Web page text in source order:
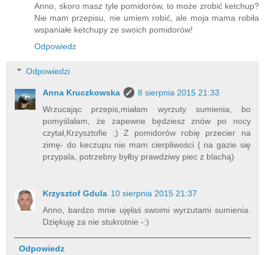
Anno, skoro masz tyle pomidorów, to może zrobić ketchup?
Nie mam przepisu, nie umiem robić, ale moja mama robiła
wspaniałe ketchupy ze swoich pomidorów!
Odpowiedz
Odpowiedzi
Anna Kruczkowska
8 sierpnia 2015 21:33
Wrzucając przepis,miałam wyrzuty sumienia, bo
pomyślałam, że zapewne będziesz znów po nocy
czytał,Krzysztofie ;) Z pomidorów robię przecier na
zimę- do keczupu nie mam cierpliwości ( na gazie się
przypala, potrzebny byłby prawdziwy piec z blachą)
Krzysztof Gdula 10 sierpnia 2015 21:37
Anno, bardzo mnie ujęłaś swoimi wyrzutami sumienia.
Dziękuję za nie stukrotnie -:)
Odpowiedz